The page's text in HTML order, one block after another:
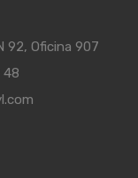
92, Oficina 907
48